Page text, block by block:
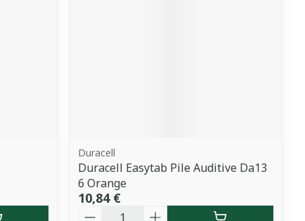
Duracell
Duracell Easytab Pile Auditive Da13
6 Orange
10,84 €
Quantité